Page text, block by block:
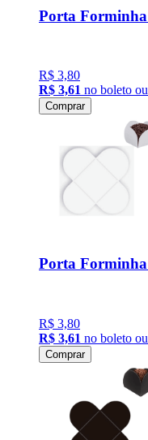
Porta Forminha
R$ 3,80
R$ 3,61 no boleto
Comprar
Porta Forminha
R$ 3,80
R$ 3,61 no boleto
Comprar